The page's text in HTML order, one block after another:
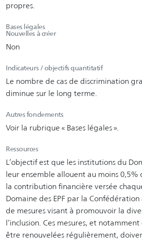
propres.
Bases légales
Nouvelles à créer
Non
Indicateurs / objectifs quantitatif
Le nombre de cas de discrimination
diminue sur le long terme.
Autres fondements
Voir la rubrique « Bases légales ».
Ressources
L’objectif est que les institutions du
leur ensemble allouent au moins
la contribution financière versée
Domaine des EPF par la
de mesures visant à promouvoir la
l’inclusion. Ces mesures, et
être renouvelées régulièrement,